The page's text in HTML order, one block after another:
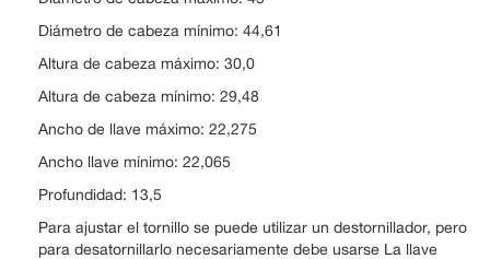
Diámetro de cabeza mínimo: 44,61
Altura de cabeza máximo: 30,0
Altura de cabeza mínimo: 29,48
Ancho de llave máximo: 22,275
Ancho llave mínimo: 22,065
Profundidad: 13,5
Para ajustar el tornillo se puede utilizar un destornillador, pero
para desatornillarlo necesariamente debe usarse La llave